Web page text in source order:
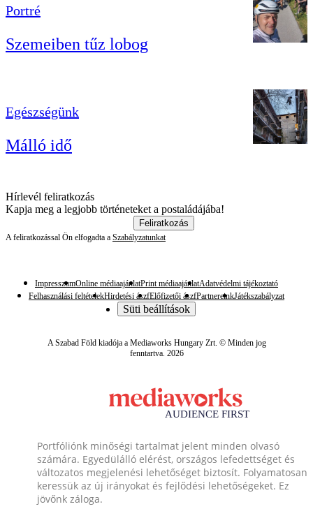
Portré
Szemeiben tűz lobog
Egészségünk
Málló idő
Hírlevél feliratkozás
Kapja meg a legjobb történeteket a postaládájába!
Feliratkozás
A feliratkozással Ön elfogadta a Szabályzatunkat
ImpresszumOnline médiaajánlatPrint médiaajánlatAdatvédelmi tájékoztató
Felhasználási feltételekHirdetési ászfElőfizetői ászfPartnereinkJátékszabályzat
Süti beállítások
A Szabad Föld kiadója a Mediaworks Hungary Zrt. © Minden jog
fenntartva. 2026
Portfóliónk minőségi tartalmat jelent minden olvasó
számára. Egyedülálló elérést, országos lefedettséget és
változatos megjelenési lehetőséget biztosít. Folyamatosan
keressük az új irányokat és fejlődési lehetőségeket. Ez
jövőnk záloga.